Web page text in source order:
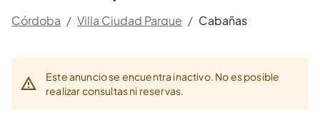
Córdoba / Villa Ciudad Parque / Cabañas
Este anuncio se encuentra inactivo. No es posible
realizar consultas ni reservas.